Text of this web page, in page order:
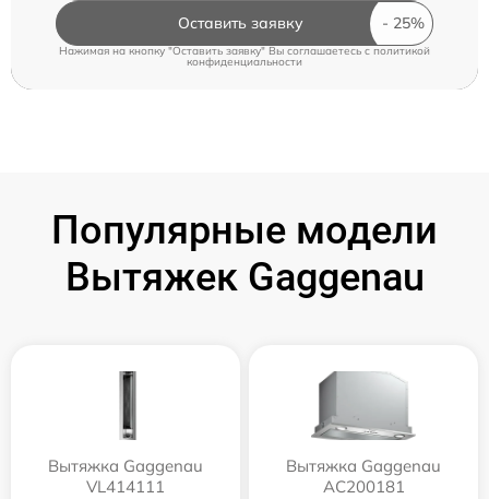
Оставить заявку
Нажимая на кнопку "Оставить заявку" Вы соглашаетесь c политикой
конфиденциальности
Популярные модели
Вытяжек Gaggenau
Вытяжка Gaggenau
VL414111
Вытяжка Gaggenau
AC200181